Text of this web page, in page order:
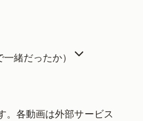
緒だったか）
。各動画は外部サービス